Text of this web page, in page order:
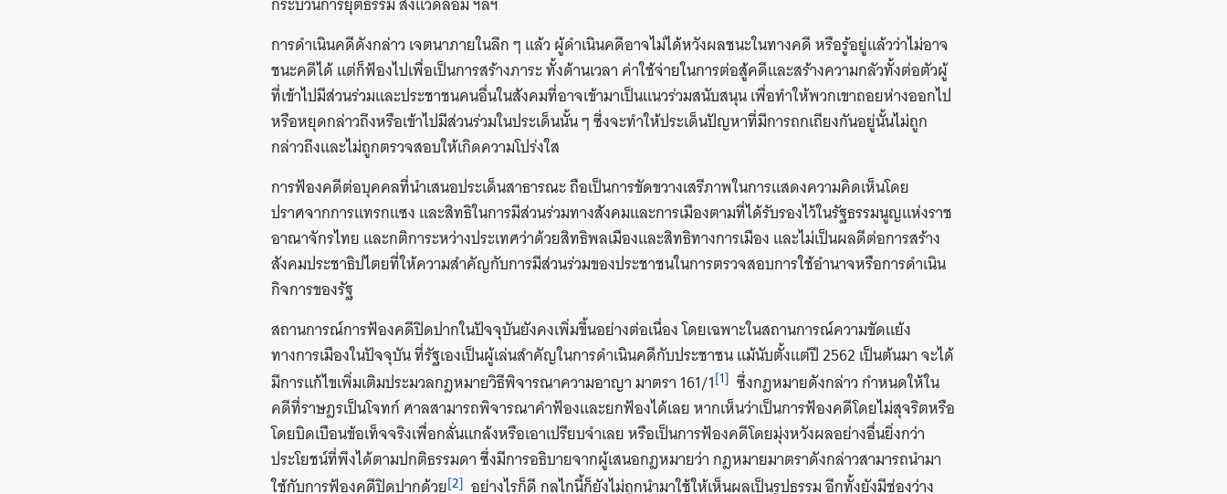
การดำเนินคดีดังกล่าว เจตนาภายในลึก ๆ แล้ว ผู้ดำเนินคดีอาจไม่ได้หวังผลชนะในทางคดี หรือรู้อยู่แล้วว่าไม่อาจ
ชนะคดีได้ แต่ก็ฟ้องไปเพื่อเป็นการสร้างภาระ ทั้งด้านเวลา ค่าใช้จ่ายในการต่อสู้คดีและสร้างความกลัวทั้งต่อตัวผู้
ที่เข้าไปมีส่วนร่วมและประชาชนคนอื่นในสังคมที่อาจเข้ามาเป็นแนวร่วมสนับสนุน เพื่อทำให้พวกเขาถอยห่างออกไป
หรือหยุดกล่าวถึงหรือเข้าไปมีส่วนร่วมในประเด็นนั้น ๆ ซึ่งจะทำให้ประเด็นปัญหาที่มีการถกเถียงกันอยู่นั้นไม่ถูก
กล่าวถึงและไม่ถูกตรวจสอบให้เกิดความโปร่งใส
การฟ้องคดีต่อบุคคลที่นำเสนอประเด็นสาธารณะ ถือเป็นการขัดขวางเสรีภาพในการแสดงความคิดเห็นโดย
ปราศจากการแทรกแซง และสิทธิในการมีส่วนร่วมทางสังคมและการเมืองตามที่ได้รับรองไว้ในรัฐธรรมนูญแห่งราช
อาณาจักรไทย และกติการะหว่างประเทศว่าด้วยสิทธิพลเมืองและสิทธิทางการเมือง และไม่เป็นผลดีต่อการสร้าง
สังคมประชาธิปไตยที่ให้ความสำคัญกับการมีส่วนร่วมของประชาชนในการตรวจสอบการใช้อำนาจหรือการดำเนิน
กิจการของรัฐ
สถานการณ์การฟ้องคดีปิดปากในปัจจุบันยังคงเพิ่มขึ้นอย่างต่อเนื่อง โดยเฉพาะในสถานการณ์ความขัดแย้ง
ทางการเมืองในปัจจุบัน ที่รัฐเองเป็นผู้เล่นสำคัญในการดำเนินคดีกับประชาชน แม้นับตั้งแต่ปี 2562 เป็นต้นมา จะได้
มีการแก้ไขเพิ่มเติมประมวลกฎหมายวิธีพิจารณาความอาญา มาตรา 161/1[1] ซึ่งกฎหมายดังกล่าว กำหนดให้ใน
คดีที่ราษฎรเป็นโจทก์ ศาลสามารถพิจารณาคำฟ้องและยกฟ้องได้เลย หากเห็นว่าเป็นการฟ้องคดีโดยไม่สุจริตหรือ
โดยบิดเบือนข้อเท็จจริงเพื่อกลั่นแกล้งหรือเอาเปรียบจำเลย หรือเป็นการฟ้องคดีโดยมุ่งหวังผลอย่างอื่นยิ่งกว่า
ประโยชน์ที่พึงได้ตามปกติธรรมดา ซึ่งมีการอธิบายจากผู้เสนอกฎหมายว่า กฎหมายมาตราดังกล่าวสามารถนำมา
ใช้กับการฟ้องคดีปิดปากด้วย[2] อย่างไรก็ดี กลไกนี้ก็ยังไม่ถูกนำมาใช้ให้เห็นผลเป็นรูปธรรม อีกทั้งยังมีช่องว่าง